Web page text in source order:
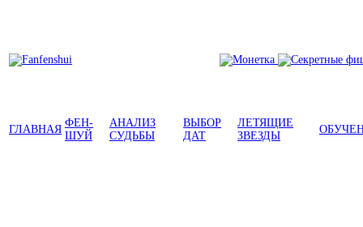
ГЛАВНАЯ
ФЕН-
ШУЙ
АНАЛИЗ
СУДЬБЫ
ВЫБОР
ДАТ
ЛЕТЯЩИЕ
ЗВЕЗДЫ